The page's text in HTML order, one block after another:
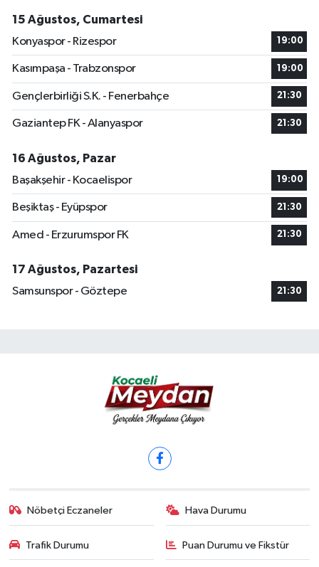
15 Ağustos, Cumartesi
Konyaspor - Rizespor
19:00
Kasımpaşa - Trabzonspor 19:00
Gençlerbirliği S.K. - Fenerbahçe 21:30
Gaziantep FK - Alanyaspor 21:30
16 Ağustos, Pazar
Başakşehir - Kocaelispor
19:00
Beşiktaş - Eyüpspor 21:30
Amed - Erzurumspor FK 21:30
17 Ağustos, Pazartesi
Samsunspor - Göztepe
21:30
Nöbetçi Eczaneler Hava Durumu
Trafik Durumu Puan Durumu ve Fikstür